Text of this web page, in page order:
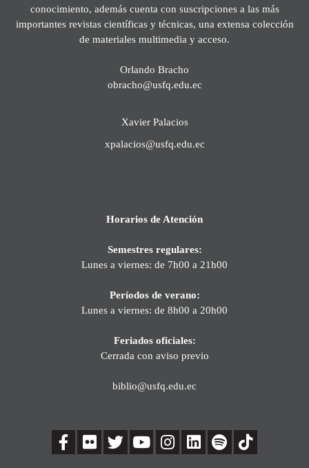
conocimiento, además cuenta con suscripciones a las más
importantes revistas científicas y técnicas, una extensa colección
de materiales multimedia y acceso.
Orlando Bracho
obracho@usfq.edu.ec
Xavier Palacios
xpalacios@usfq.edu.ec
Horarios de Atención
Semestres regulares:
Lunes a viernes: de 7h00 a 21h00
Períodos de verano:
Lunes a viernes: de 8h00 a 20h00
Feriados oficiales:
Cerrada con aviso previo
biblio@usfq.edu.ec